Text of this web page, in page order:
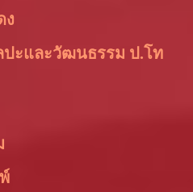
ง
ปะและวัฒนธรรม ป.โท